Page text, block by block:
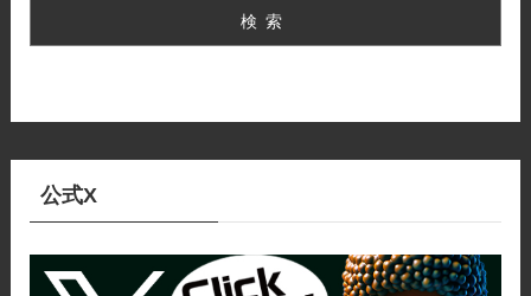
検索
公式X